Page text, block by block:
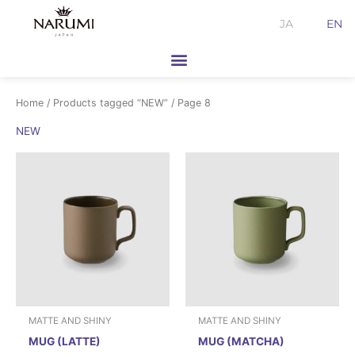
JA EN
Home / Products tagged “NEW” / Page 8
NEW
MATTE AND SHINY
MUG (LATTE)
MATTE AND SHINY
MUG (MATCHA)